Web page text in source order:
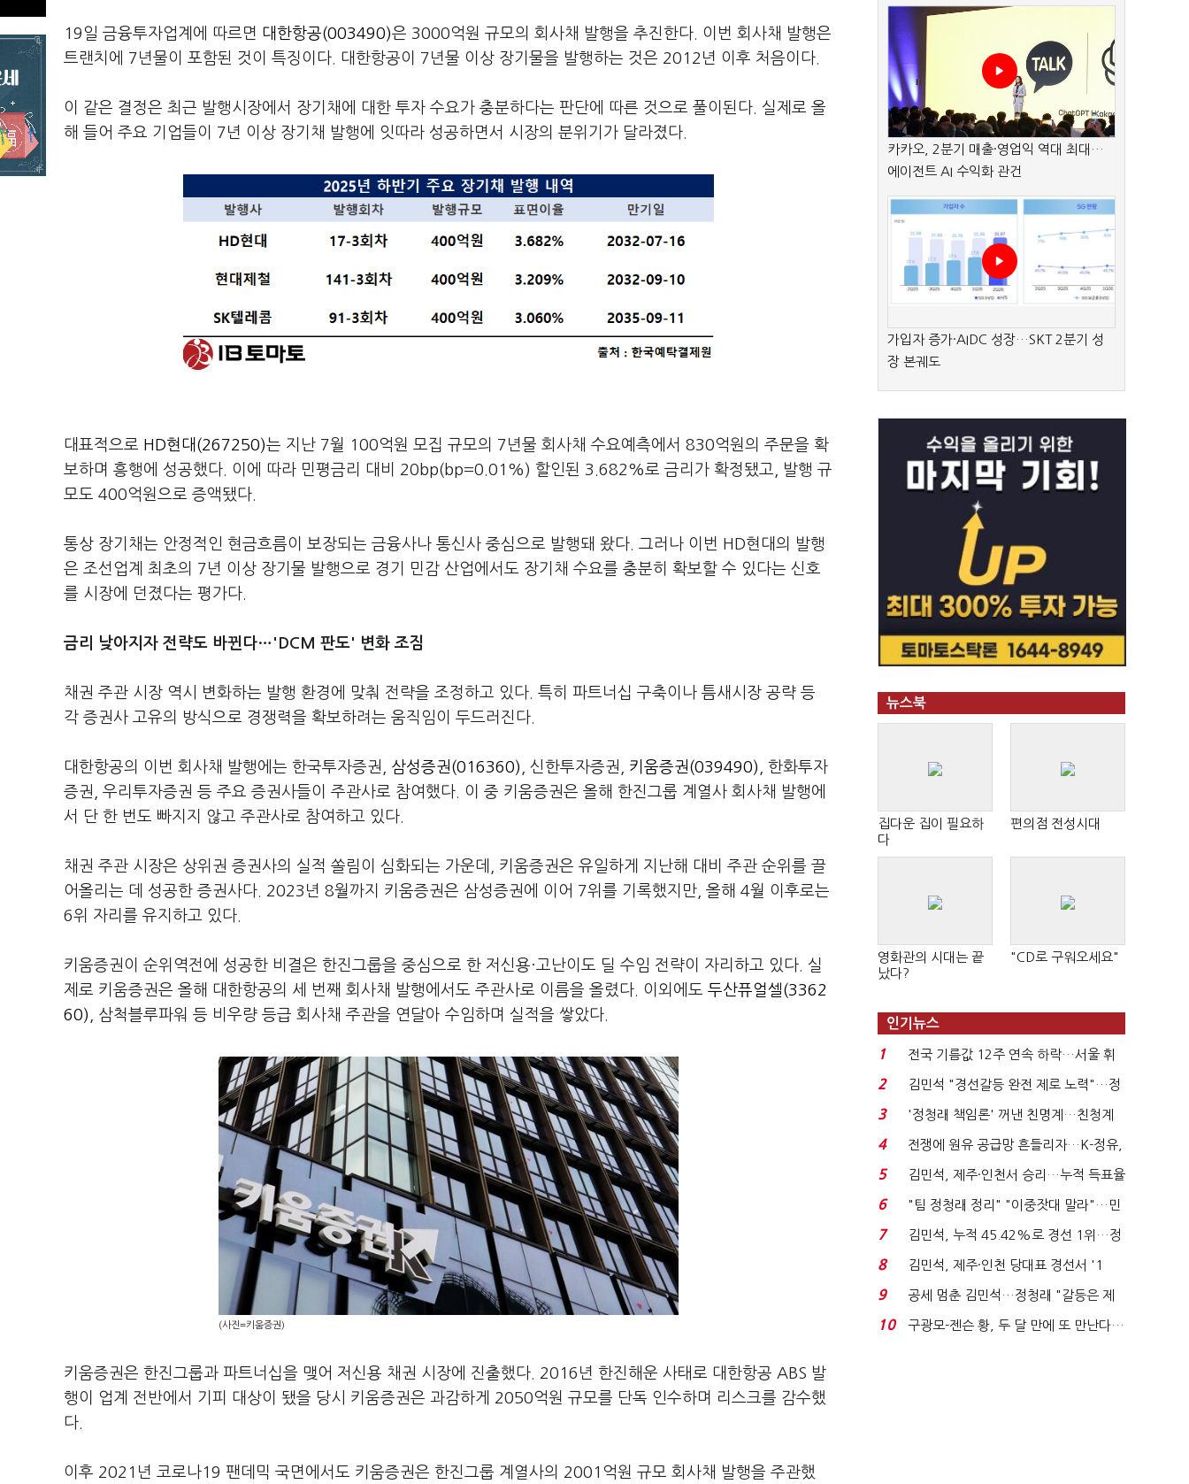
19일 금융투자업계에 따르면 대한항공(003490)은 3000억원 규모의 회사채 발행을 추진한다. 이번 회사채 발행은
트랜치에 7년물이 포함된 것이 특징이다. 대한항공이 7년물 이상 장기물을 발행하는 것은 2012년 이후 처음이다.
이 같은 결정은 최근 발행시장에서 장기채에 대한 투자 수요가 충분하다는 판단에 따른 것으로 풀이된다. 실제로 올
해 들어 주요 기업들이 7년 이상 장기채 발행에 잇따라 성공하면서 시장의 분위기가 달라졌다.
대표적으로 HD현대(267250)는 지난 7월 100억원 모집 규모의 7년물 회사채 수요예측에서 830억원의 주문을 확
보하며 흥행에 성공했다. 이에 따라 민평금리 대비 20bp(bp=0.01%) 할인된 3.682%로 금리가 확정됐고, 발행 규
모도 400억원으로 증액됐다.
통상 장기채는 안정적인 현금흐름이 보장되는 금융사나 통신사 중심으로 발행돼 왔다. 그러나 이번 HD현대의 발행
은 조선업계 최초의 7년 이상 장기물 발행으로 경기 민감 산업에서도 장기채 수요를 충분히 확보할 수 있다는 신호
를 시장에 던졌다는 평가다.
금리 낮아지자 전략도 바뀐다…'DCM 판도' 변화 조짐
채권 주관 시장 역시 변화하는 발행 환경에 맞춰 전략을 조정하고 있다. 특히 파트너십 구축이나 틈새시장 공략 등
각 증권사 고유의 방식으로 경쟁력을 확보하려는 움직임이 두드러진다.
대한항공의 이번 회사채 발행에는 한국투자증권, 삼성증권(016360) , 신한투자증권, 키움증권(039490)
, 한화투자
증권, 우리투자증권 등 주요 증권사들이 주관사로 참여했다. 이 중 키움증권은 올해 한진그룹 계열사 회사채 발행에
서 단 한 번도 빠지지 않고 주관사로 참여하고 있다.
채권 주관 시장은 상위권 증권사의 실적 쏠림이 심화되는 가운데, 키움증권은 유일하게 지난해 대비 주관 순위를 끌
어올리는 데 성공한 증권사다. 2023년 8월까지 키움증권은 삼성증권에 이어 7위를 기록했지만, 올해 4월 이후로는
6위 자리를 유지하고 있다.
키움증권이 순위역전에 성공한 비결은 한진그룹을 중심으로 한 저신용·고난이도 딜 수임 전략이 자리하고 있다. 실
제로 키움증권은 올해 대한항공의 세 번째 회사채 발행에서도 주관사로 이름을 올렸다. 이외에도 두산퓨얼셀(3362
60)
, 삼척블루파워 등 비우량 등급 회사채 주관을 연달아 수임하며 실적을 쌓았다.
(사진=키움증권)
키움증권은 한진그룹과 파트너십을 맺어 저신용 채권 시장에 진출했다. 2016년 한진해운 사태로 대한항공 ABS 발
행이 업계 전반에서 기피 대상이 됐을 당시 키움증권은 과감하게 2050억원 규모를 단독 인수하며 리스크를 감수했
다.
이후 2021년 코로나19 팬데믹 국면에서도 키움증권은 한진그룹 계열사의 2001억원 규모 회사채 발행을 주관했
카카오, 2분기 매출·영업익 역대 최대…
에이전트 AI 수익화 관건
가입자 증가·AIDC 성장…SKT 2분기 성
장 본궤도
뉴스북
집다운 집이 필요하
다
편의점 전성시대
영화관의 시대는 끝
났다?
"CD로 구워오세요"
인기뉴스
1
전국 기름값 12주 연속 하락…서울 휘
발윳값 1909원...
2
김민석 "경선갈등 완전 제로 노력"…정
청래 "반명 공세 사...
3
'정청래 책임론' 꺼낸 친명계…친청계
는 추가투표 때리기...
4
전쟁에 원유 공급망 흔들리자…K-정유,
에너지안보 핵심...
5
김민석, 제주·인천서 승리…누적 득표율
'1위 탈환'(종합)...
6
"팀 정청래 정리" "이중잣대 말라"…민
주 최고위원 계파 다...
7
김민석, 누적 45.42%로 경선 1위…정
청래와 격차 0.86%p(...
8
김민석, 제주·인천 당대표 경선서 '1
위'(1보)...
9
공세 멈춘 김민석…정청래 "갈등은 제
가 수습"
10
구광모-젠슨 황, 두 달 만에 또 만난다…